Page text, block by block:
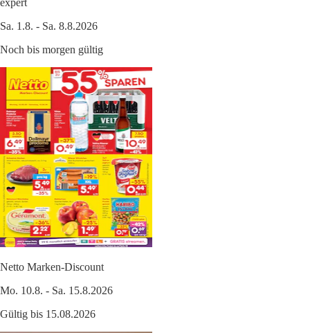
expert
Sa. 1.8. - Sa. 8.8.2026
Noch bis morgen gültig
Netto Marken-Discount
Mo. 10.8. - Sa. 15.8.2026
Gültig bis 15.08.2026